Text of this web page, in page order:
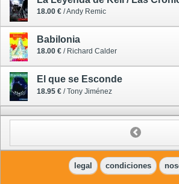
18.00 € / Andy Remic
Babilonia
18.00 € / Richard Calder
El que se Esconde
18.95 € / Tony Jiménez
legal condiciones